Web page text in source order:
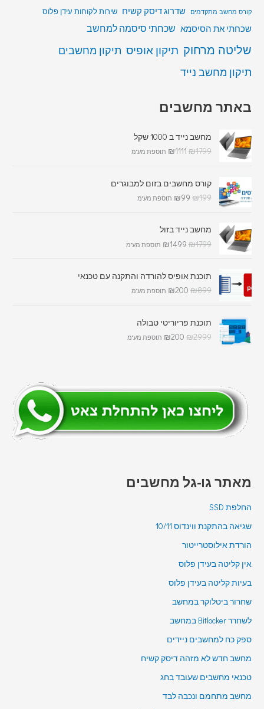
קורס מחשב מתקדמים
שדרוג דיסק קשיח שירות לקוחות עידן פלוס
שכחתי את הסיסמא שכחתי סיסמה למחשב
שליטה מרחוק תיקון אופיס תיקון מחשבים
תיקון מחשב נייד
באתר מחשבים
מחשב נייד ב 1000 שקל
₪1799
₪1111 תוספת מע"מ
קורס מחשבים בזום למבוגרים
₪199
₪99 תוספת מע"מ
מחשב נייד בזול
₪1799
₪1499 תוספת מע"מ
תוכנת אופיס להורדה והתקנה עם טכנאי
₪899
₪200 תוספת מע"מ
תוכנת פריוריטי טבולה
₪2999
₪200 תוספת מע"מ
מאתר גו-גל מחשבים
החלפת SSD
שגיאה בהתקנת ווינדוס 10/11
הורדת אילוסטרייטור
אין קליטה בעידן פלוס
בעיות קליטה בעידן פלוס
שחרור ביטלוקר במחשב
לשחרר Bitlocker במחשב
ספק כח למחשבים ניידים
מחשב חדש לא מזהה דיסק קשיח
טכנאי מחשבים שעובד בחג
מחשב מתחמם ונכבה לבד